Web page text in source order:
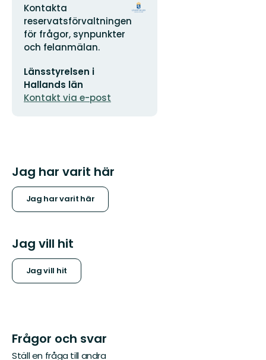
Adress
Kontakta
reservatsförvaltningen
för frågor, synpunkter
och felanmälan.
postadress
Länsstyrelsen i
Hallands län
Kontakt via e-post
Organisationens
Jag har varit här
Jag har varit här
Jag vill hit
Jag vill hit
Frågor och svar
Ställ en fråga till andra